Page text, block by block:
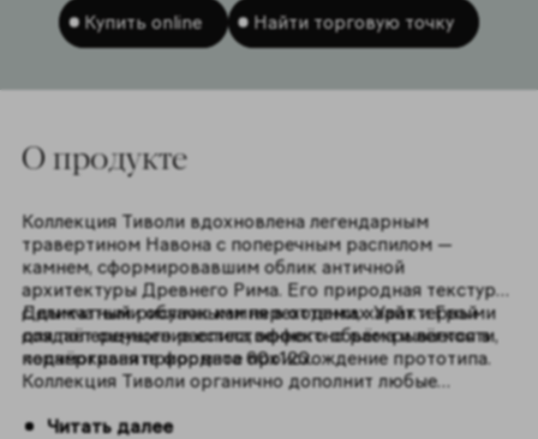
Купить online Найти торговую точку
O продукте
Коллекция Тиволи вдохновлена легендарным
травертином Навона с поперечным распилом —
камнем, сформировавшим облик античной
архитектуры Древнего Рима. Его природная текстура
с дымчатыми облачными переходами, характерными
для поперечного распила, эффектно раскрывается в
керамограните формата 60х120.
Деликатный рисунок камня в оттенках Уайт и Грэй
создаёт ощущение естественного объёма и лёгкости,
подчёркивая природное происхождение прототипа.
Коллекция Тиволи органично дополнит любые
Читать далее